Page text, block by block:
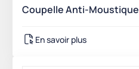
Coupelle Anti-Moustique
En savoir plus